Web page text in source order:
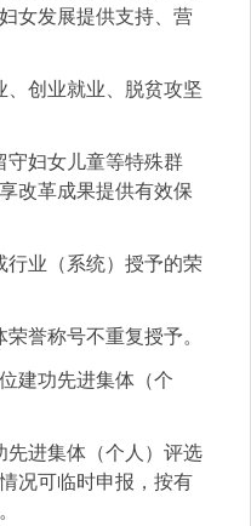
女发展提供支持、营
、创业就业、脱贫攻坚
守妇女儿童等特殊群
改革成果提供有效保
行业（系统）授予的荣
誉称号不重复授予。
建功先进集体（个
先进集体（个人）评选
况可临时申报，按有